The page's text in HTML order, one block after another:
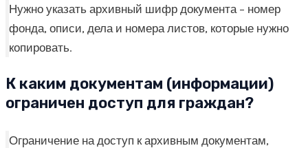
Нужно указать архивный шифр документа – номер
фонда, описи, дела и номера листов, которые нужно
копировать.
К каким документам (информации)
ограничен доступ для граждан?
Ограничение на доступ к архивным документам,